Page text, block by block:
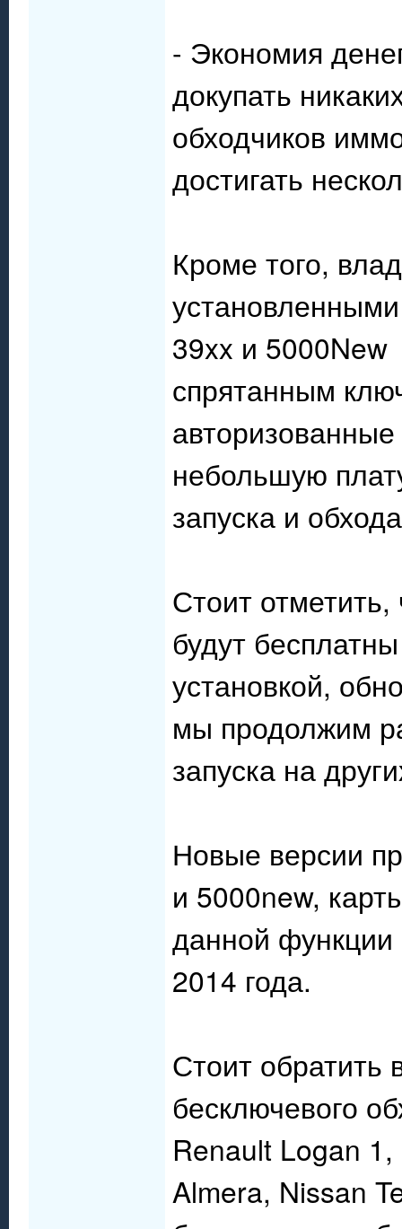
- Экономия
докупать
обходчиков
достигать
Кроме того,
39xx и
спрятанным
небольшую
запуска и
Стоит
будут
установкой,
мы продолжим
запуска на
Новые версии
и 5000new,
данной функции
2014 года.
Стоит обратить
бесключевого
Renault Logan
Almera, Nissan